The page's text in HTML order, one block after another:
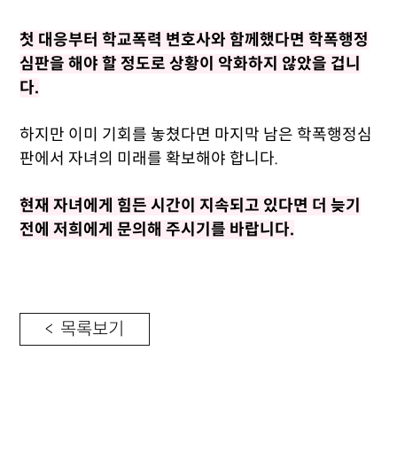
첫 대응부터 학교폭력 변호사와 함께했다면 학폭행정
심판을 해야 할 정도로 상황이 악화하지 않았을 겁니
다.
하지만 이미 기회를 놓쳤다면 마지막 남은 학폭행정심
판에서 자녀의 미래를 확보해야 합니다.
현재 자녀에게 힘든 시간이 지속되고 있다면 더 늦기
전에 저희에게 문의해 주시기를 바랍니다.
< 목록보기